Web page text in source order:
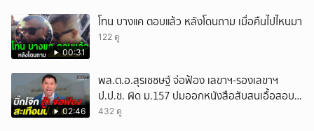
00:31
โทน บางแค ตอบแล้ว หลังโดนถาม เมื่อคืนไปไหนมา
122 ดู
02:46
พล.ต.อ.สุรเชชษฐ์ จ่อฟ้อง เลขาฯ-รองเลขาฯ
ป.ป.ช. ผิด ม.157 ปมออกหนังสือสับสนเอื้อสอบ
คดีซ้ำซ้อน
432 ดู